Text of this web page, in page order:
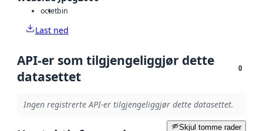
octetbin
Last ned
API-er som tilgjengeliggjør dette
datasettet
0
Ingen registrerte API-er tilgjengeliggjør dette datasettet.
Skjul tomme rader